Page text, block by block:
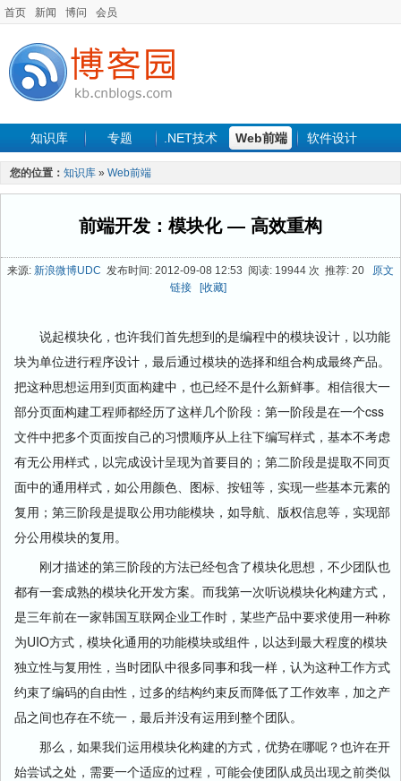
首页 新闻 博问 会员
知识库 专题 .NET技术 Web前端 软件设计
手机开发 软件工程
最新文章
您的位置： 知识库 » Web前端
前端开发：模块化 — 高效重构
来源: 新浪微博UDC 发布时间: 2012-09-08 12:53 阅读: 19944 次 推荐: 20 原文
链接
[收藏]
说起模块化，也许我们首先想到的是编程中的模块设计，以功能
块为单位进行程序设计，最后通过模块的选择和组合构成最终产品。
把这种思想运用到页面构建中，也已经不是什么新鲜事。相信很大一
部分页面构建工程师都经历了这样几个阶段：第一阶段是在一个css
文件中把多个页面按自己的习惯顺序从上往下编写样式，基本不考虑
有无公用样式，以完成设计呈现为首要目的；第二阶段是提取不同页
面中的通用样式，如公用颜色、图标、按钮等，实现一些基本元素的
复用；第三阶段是提取公用功能模块，如导航、版权信息等，实现部
分公用模块的复用。
刚才描述的第三阶段的方法已经包含了模块化思想，不少团队也
都有一套成熟的模块化开发方案。而我第一次听说模块化构建方式，
是三年前在一家韩国互联网企业工作时，某些产品中要求使用一种称
为UIO方式，模块化通用的功能模块或组件，以达到最大程度的模块
独立性与复用性，当时团队中很多同事和我一样，认为这种工作方式
约束了编码的自由性，过多的结构约束反而降低了工作效率，加之产
品之间也存在不统一，最后并没有运用到整个团队。
那么，如果我们运用模块化构建的方式，优势在哪呢？也许在开
始尝试之处，需要一个适应的过程，可能会使团队成员出现之前类似